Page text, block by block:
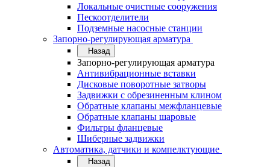
Локальные очистные сооружения
Пескоотделители
Подземные насосные станции
Запорно-регулирующая арматура
Назад
Запорно-регулирующая арматура
Антивибрационные вставки
Дисковые поворотные затворы
Задвижки с обрезиненным клином
Обратные клапаны межфланцевые
Обратные клапаны шаровые
Фильтры фланцевые
Шиберные задвижки
Автоматика, датчики и компелктующие
Назад